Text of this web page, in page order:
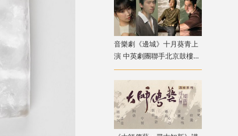
音樂劇《邊城》十月葵青上
演 中英劇團聯手北京鼓樓西
戲劇 演繹湘西純美與遺憾